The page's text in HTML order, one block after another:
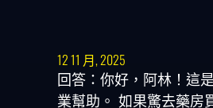
12 11 月, 2025
回答：你好，阿林！這
業幫助。 如果驚去藥房